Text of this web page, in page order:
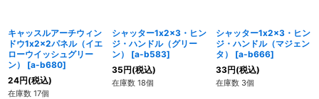
キャッスルアーチウィン
ドウ1x2x2パネル（イエ
ローウイッシュグリー
ン）
[a-b680]
24円(税込)
在庫数 17個
シャッター1x2x3・ヒン
ジ・ハンドル（グリー
ン）
[a-b583]
35円(税込)
在庫数 18個
シャッター1x2x3・ヒン
ジ・ハンドル（マジェン
タ）
[a-b666]
33円(税込)
在庫数 3個